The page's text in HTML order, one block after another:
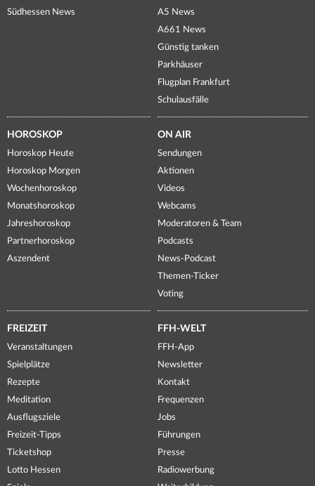
Südhessen News
A5 News
A661 News
Günstig tanken
Parkhäuser
Flugplan Frankfurt
Schulausfälle
HOROSKOP
Horoskop Heute
Horoskop Morgen
Wochenhoroskop
Monatshoroskop
Jahreshoroskop
Partnerhoroskop
Aszendent
ON AIR
Sendungen
Aktionen
Videos
Webcams
Moderatoren & Team
Podcasts
News-Podcast
Themen-Ticker
Voting
FREIZEIT
Veranstaltungen
Spielplätze
Rezepte
Meditation
Ausflugsziele
Freizeit-Tipps
Ticketshop
Lotto Hessen
FFH-WELT
FFH-App
Newsletter
Kontakt
Frequenzen
Jobs
Führungen
Presse
Radiowerbung